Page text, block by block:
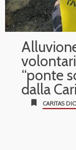
“ponte
dalla
bookmark CARITAS